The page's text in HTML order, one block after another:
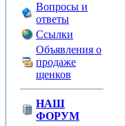
Вопросы и
ответы
Ссылки
Объявления о
продаже
щенков
НАШ
ФОРУМ